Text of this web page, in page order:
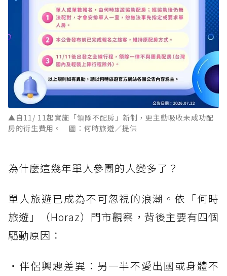
▲自11/ 11起實施「領隊不配房」新制，更主動吸收未成功配
房的衍生費用。 圖：何時旅遊／提供
為什麼這幾年單人參團的人變多了？
單人旅遊已成為不可忽視的浪潮。依「何時
旅遊」（Horaz）門市觀察，背後主要有四個
驅動原因：
・伴侶興趣差異：另一半不愛出國或身體不